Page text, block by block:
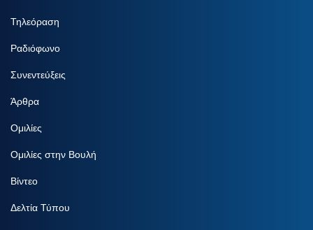
Τηλεόραση
Ραδιόφωνο
Συνεντεύξεις
Άρθρα
Ομιλίες
Ομιλίες στην Βουλή
Βίντεο
Δελτία Τύπου